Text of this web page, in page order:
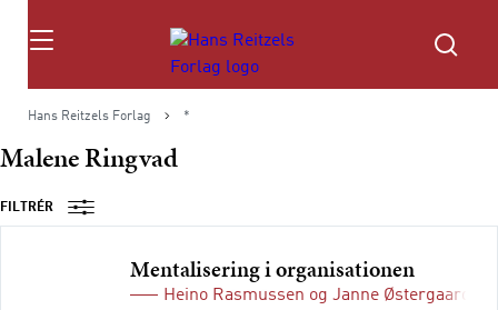
Søg
Hans Reitzels Forlag *
Malene Ringvad
FILTRÉR
Mentalisering i organisationen
Heino Rasmussen og Janne Østergaard